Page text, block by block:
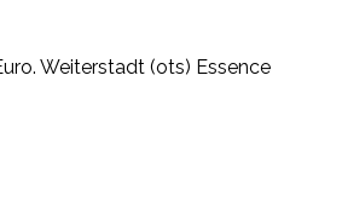
Weiterstadt (ots) Essence